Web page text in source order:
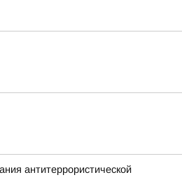
антитеррористической